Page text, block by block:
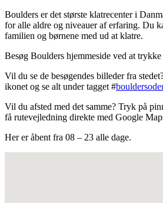
Boulders er det største klatrecenter i
for alle aldre og niveauer af erfaring. Du
familien og børnene med ud at klatre.
Besøg Boulders hjemmeside ved at trykke
Vil du se de besøgendes billeder fra
ikonet og se alt under tagget #
Vil du afsted med det samme? Tryk på
få rutevejledning direkte med Google
Her er åbent fra 08 – 23 alle dage.